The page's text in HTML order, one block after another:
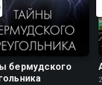
бермудского